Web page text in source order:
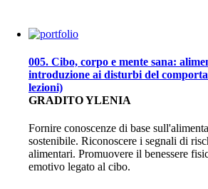
005. Cibo, corpo e mente sana:
introduzione ai disturbi del
lezioni)
GRADITO YLENIA
Fornire conoscenze di base
sostenibile. Riconoscere i segnali di
alimentari. Promuovere il benessere
emotivo legato al cibo.